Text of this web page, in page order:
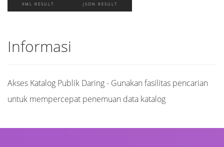
XML RESULT JSON RESULT
Informasi
Akses Katalog Publik Daring - Gunakan fasilitas pencarian
untuk mempercepat penemuan data katalog